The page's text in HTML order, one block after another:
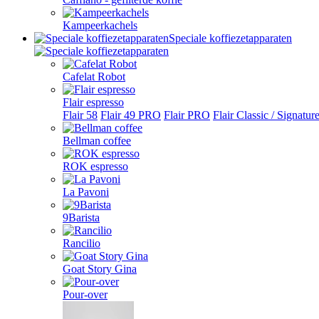
Kampeerkachels
Speciale koffiezetapparaten
Cafelat Robot
Flair espresso
Flair 58 Flair 49 PRO Flair PRO Flair Classic / Signature
Bellman coffee
ROK espresso
La Pavoni
9Barista
Rancilio
Goat Story Gina
Pour-over